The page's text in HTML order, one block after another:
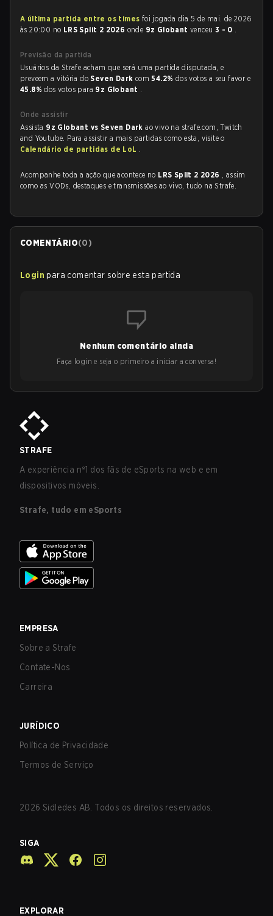
A última partida entre os times foi jogada dia 5 de mai. de 2026
às 20:00 no LRS Split 2 2026 onde 9z Globantvenceu 3 - 0 .
Previsão da partida
Usuários da Strafe acham que será uma partida disputada, e
preveem a vitória doSeven Dark com54.2% dos votos a seu favor e
45.8%dos votos para 9z Globant .
Onde assistir
Assista 9z Globant vs Seven Darkao vivo na strafe.com, Twitch
and Youtube. Para assistir a mais partidas como esta, visite o
Calendário de partidas de LoL .
Acompanhe toda a ação que acontece no LRS Split 2 2026 , assim
como as VODs, destaques e transmissões ao vivo, tudo na Strafe.
COMENTÁRIO(0)
Login para comentar sobre esta partida
Nenhum comentário ainda
Faça login e seja o primeiro a iniciar a conversa!
STRAFE
A experiência nº1 dos fãs de eSports na web e em
dispositivos móveis.
Strafe, tudo em eSports
EMPRESA
Sobre a Strafe
Contate-Nos
Carreira
JURÍDICO
Política de Privacidade
Termos de Serviço
2026 Sidledes AB. Todos os direitos reservados.
SIGA
EXPLORAR